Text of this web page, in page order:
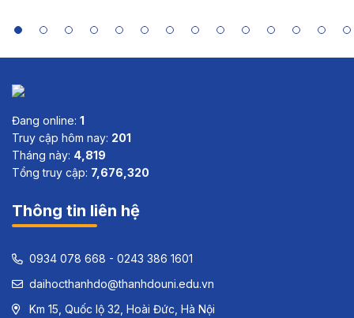
Nam
Đang online: 1
Truy cập hôm nay: 201
Tháng này: 4,819
Tổng truy cập: 7,676,320
Thông tin liên hệ
0934 078 668 - 0243 386 1601
daihocthanhdo@thanhdouni.edu.vn
Km 15, Quốc lộ 32, Hoài Đức, Hà Nội